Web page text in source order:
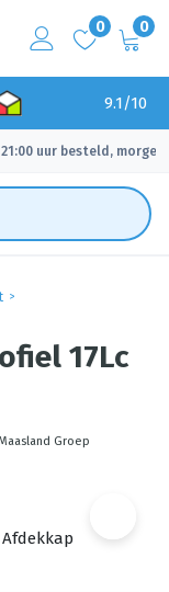
0 0
9.1/10
uur besteld, morgen
17Lc
Groep